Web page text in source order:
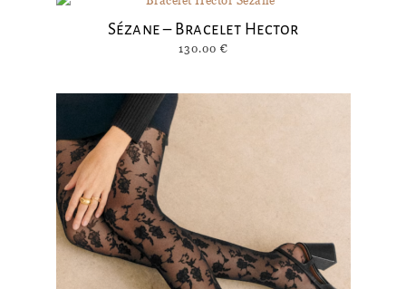
Sézane – Bracelet Hector
130.00 €